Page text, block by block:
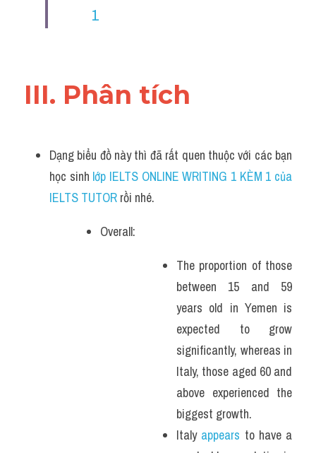
1
III. Phân tích
Dạng biểu đồ này thì đã rất quen thuộc với các bạn
học sinh lớp IELTS ONLINE WRITING 1 KÈM 1 của
IELTS TUTOR rồi nhé.
Overall:
The proportion of those
between 15 and 59
years old in Yemen is
expected to grow
significantly, whereas in
Italy, those aged 60 and
above experienced the
biggest growth.
Italy appears to have a